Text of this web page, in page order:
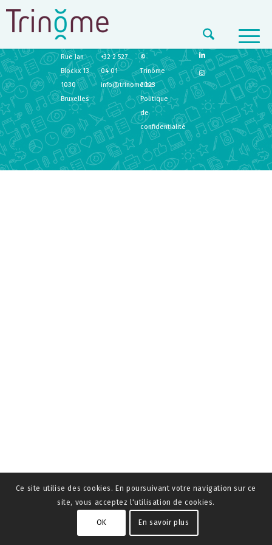
TRINÔME
Rue Jan
Blockx 13
1030
Bruxelles
+32 2 527
04 01
info@trinome.be
©
Trinôme
2023
Politique
de
confidentialité
Ce site utilise des cookies. En poursuivant votre navigation sur ce
site, vous acceptez l'utilisation de cookies.
OK En savoir plus